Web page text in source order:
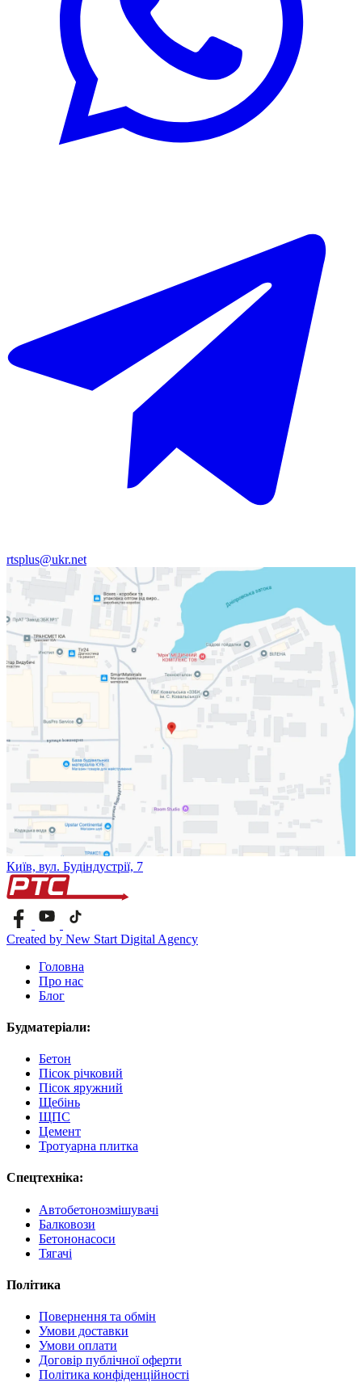
rtsplus@ukr.net
Київ, вул. Будіндустрії, 7
Created by New Start Digital Agency
Головна
Про нас
Блог
Будматеріали:
Бетон
Пісок річковий
Пісок яружний
Щебінь
ЩПС
Цемент
Тротуарна плитка
Спецтехніка:
Автобетонозмішувачі
Балковози
Бетононасоси
Тягачі
Політика
Повернення та обмін
Умови доставки
Умови оплати
Договір публічної оферти
Політика конфіденційності